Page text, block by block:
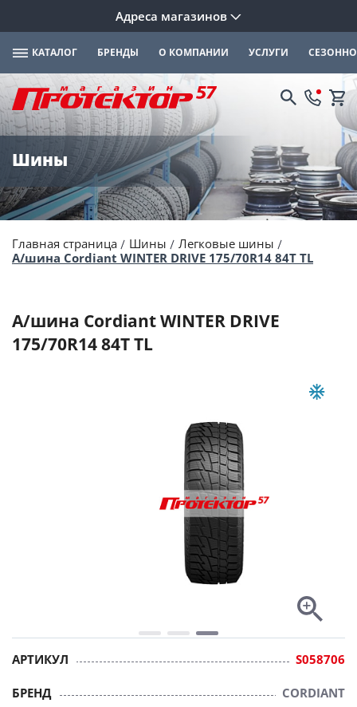
Адреса магазинов
КАТАЛОГ БРЕНДЫ О КОМПАНИИ УСЛУГИ
Шины
Главная страница Шины
Легковые шины
А/шина Cordiant WINTER DRIVE 175/70R14 84T TL
А/шина Cordiant WINTER DRIVE
175/70R14 84T TL
АРТИКУЛ S058706
БРЕНД CORDIANT